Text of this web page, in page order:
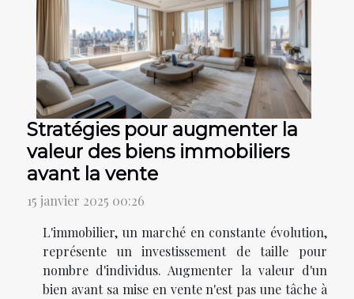
Stratégies pour augmenter la
valeur des biens immobiliers
avant la vente
15 janvier 2025 00:26
L'immobilier, un marché en constante évolution,
représente un investissement de taille pour
nombre d'individus. Augmenter la valeur d'un
bien avant sa mise en vente n'est pas une tâche à